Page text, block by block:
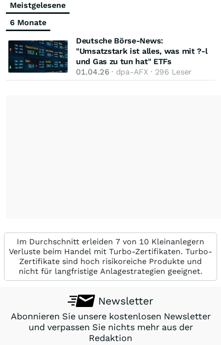
Meistgelesene
6 Monate
Deutsche Börse-News:
"Umsatzstark ist alles, was mit ?-l
und Gas zu tun hat" ETFs
01.04.26 · dpa-AFX · 296 Leser
Im Durchschnitt erleiden 7 von 10 Kleinanlegern
Verluste beim Handel mit Turbo-Zertifikaten. Turbo-
Zertifikate sind hoch risikoreiche Produkte und
nicht für langfristige Anlagestrategien geeignet.
Newsletter
Abonnieren Sie unsere kostenlosen Newsletter
und verpassen Sie nichts mehr aus der
Redaktion